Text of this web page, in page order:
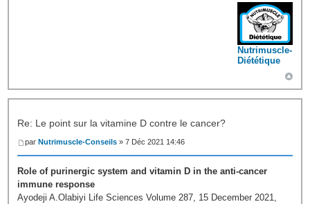
Nutrimuscle-
Diététique
Re: Le point sur la vitamine D contre le cancer?
par Nutrimuscle-Conseils » 7 Déc 2021 14:46
Role of purinergic system and vitamin D in the anti-cancer
immune response
Ayodeji A.Olabiyi Life Sciences Volume 287, 15 December 2021,